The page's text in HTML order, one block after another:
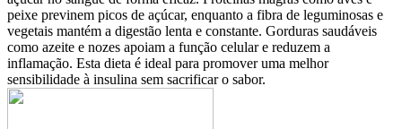
peixe previnem picos de açúcar, enquanto a fibra de leguminosas e
vegetais mantém a digestão lenta e constante. Gorduras saudáveis
como azeite e nozes apoiam a função celular e reduzem a
inflamação. Esta dieta é ideal para promover uma melhor
sensibilidade à insulina sem sacrificar o sabor.